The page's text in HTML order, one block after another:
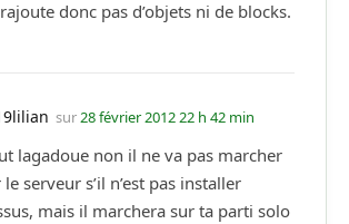
donc pas d’objets ni de blocks.
sur28 février 2012 22 h 42 min
lagadoue non il ne va pas marcher
serveur s’il n’est pas installer
mais il marchera sur ta parti solo